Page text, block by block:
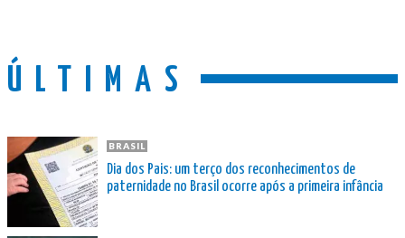
ÚLTIMAS
BRASIL
Dia dos Pais: um terço dos reconhecimentos de
paternidade no Brasil ocorre após a primeira infância